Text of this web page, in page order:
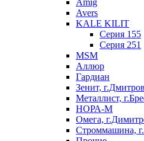
Amig
Avers
KALE KILIT
Серия 155
Серия 251
MSM
Аллюр
Гардиан
Зенит,
Металлист,
НОРА-М
Омега,
Строммашина,